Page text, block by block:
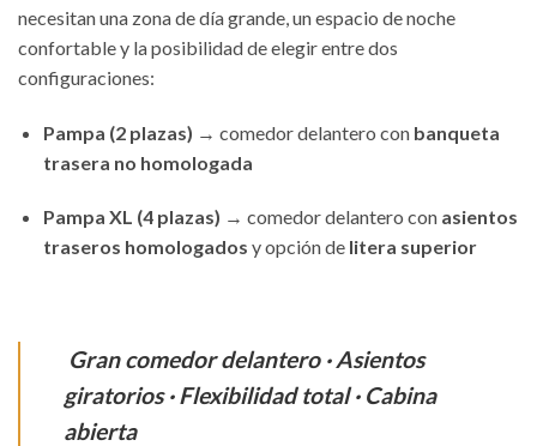
necesitan una zona de día grande, un espacio de noche
confortable y la posibilidad de elegir entre dos
configuraciones:
Pampa (2 plazas) → comedor delantero con banqueta
trasera no homologada
Pampa XL (4 plazas) → comedor delantero con asientos
traseros homologados y opción de litera superior
Gran comedor delantero · Asientos
giratorios · Flexibilidad total · Cabina
abierta